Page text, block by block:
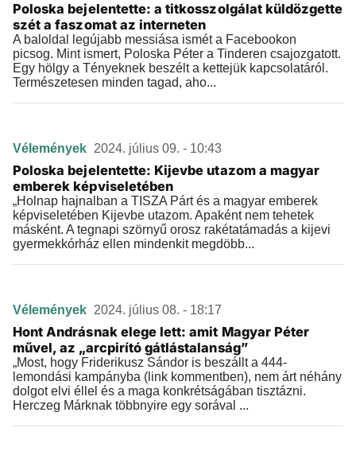
Poloska bejelentette: a titkosszolgálat küldözgette
szét a faszomat az interneten
A baloldal legújabb messiása ismét a Facebookon
picsog. Mint ismert, Poloska Péter a Tinderen csajozgatott.
Egy hölgy a Tényeknek beszélt a kettejük kapcsolatáról.
Természetesen minden tagad, aho...
Vélemények 2024. július 09. - 10:43
Poloska bejelentette: Kijevbe utazom a magyar
emberek képviseletében
„Holnap hajnalban a TISZA Párt és a magyar emberek
képviseletében Kijevbe utazom. Apaként nem tehetek
másként. A tegnapi szörnyű orosz rakétatámadás a kijevi
gyermekkórház ellen mindenkit megdöbb...
Vélemények 2024. július 08. - 18:17
Hont Andrásnak elege lett: amit Magyar Péter
művel, az „arcpirító gátlástalanság”
„Most, hogy Friderikusz Sándor is beszállt a 444-
lemondási kampányba (link kommentben), nem árt néhány
dolgot elvi éllel és a maga konkrétságában tisztázni.
Herczeg Márknak többnyire egy sorával ...